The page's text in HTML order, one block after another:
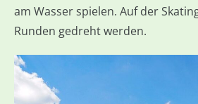
am Wasser spielen. Auf der
Runden gedreht werden.